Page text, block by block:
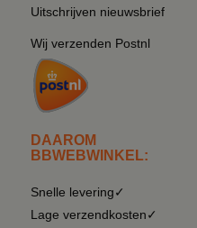
Uitschrijven nieuwsbrief
Wij verzenden Postnl
DAAROM
BBWEBWINKEL:
Snelle levering✓
Lage verzendkosten✓